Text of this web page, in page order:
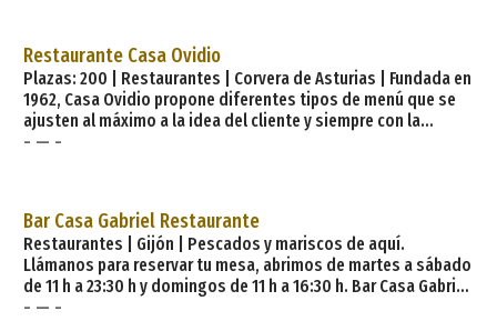
tradicionales de la cocina de siempre. El nuevo Restaurante
Restaurante Casa Ovidio
Plazas: 200 | Restaurantes | Corvera de Asturias | Fundada en
1962, Casa Ovidio propone diferentes tipos de menú que se
ajusten al máximo a la idea del cliente y siempre con la
máxima flexibilidad. El restaurante se encuentra situado muy
(rape) en salsa de oricios y el pote asturiano con guarni
- — -
Bar Casa Gabriel Restaurante
Restaurantes | Gijón | Pescados y mariscos de aquí.
Llámanos para reservar tu mesa, abrimos de martes a sábado
de 11 h a 23:30 h y domingos de 11 h a 16:30 h. Bar Casa Gabriel
es un pequeño rinconcito en el centro de Gijón donde podrás
- — -